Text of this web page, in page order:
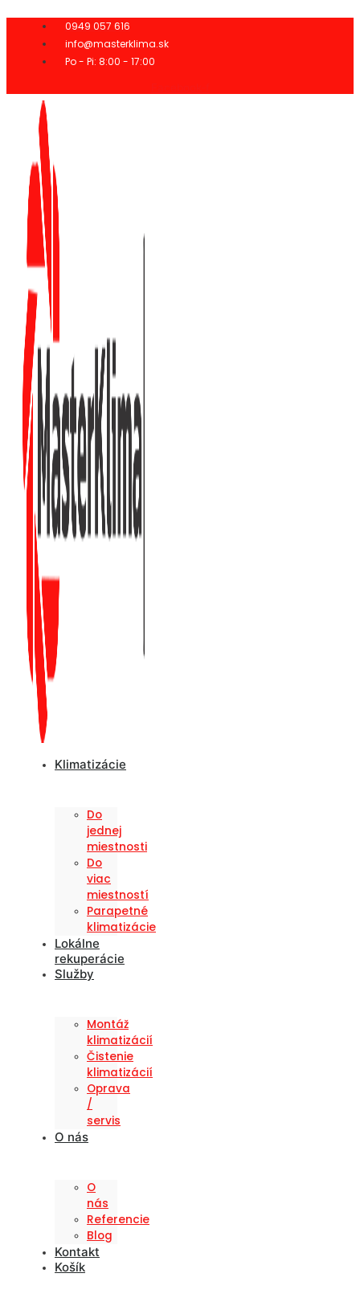
0949 057 616
info@masterklima.sk
Po - Pi: 8:00 - 17:00
Klimatizácie
Do
jednej
miestnosti
Do
viac
miestností
Parapetné
klimatizácie
Lokálne
rekuperácie
Služby
Montáž
klimatizácií
Čistenie
klimatizácií
Oprava
/
servis
O nás
O
nás
Referencie
Blog
Kontakt
Košík